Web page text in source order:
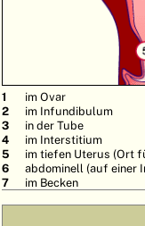
im Ovar
im Infundibulum
in der Tube
im Interstitium
im tiefen Uterus (Ort
abdominell (auf einer
im Becken